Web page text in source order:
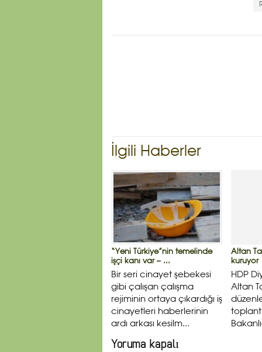
İlgili Haberler
“Yeni Türkiye”nin temelinde
işçi kanı var – ...
Bir seri cinayet şebekesi
gibi çalışan çalışma
rejiminin ortaya çıkardığı iş
cinayetleri haberlerinin
ardı arkası kesilm...
Altan
kuruyor
HDP
Altan
Yoruma kapalı